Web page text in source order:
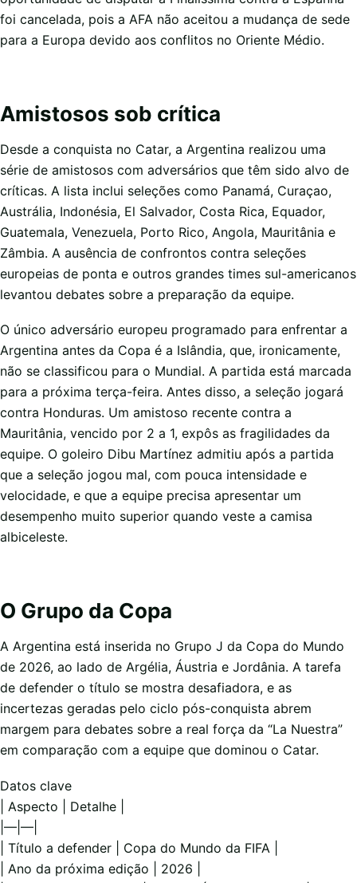
foi cancelada, pois a AFA não aceitou a mudança de sede
para a Europa devido aos conflitos no Oriente Médio.
Amistosos sob crítica
Desde a conquista no Catar, a Argentina realizou uma
série de amistosos com adversários que têm sido alvo de
críticas. A lista inclui seleções como Panamá, Curaçao,
Austrália, Indonésia, El Salvador, Costa Rica, Equador,
Guatemala, Venezuela, Porto Rico, Angola, Mauritânia e
Zâmbia. A ausência de confrontos contra seleções
europeias de ponta e outros grandes times sul-americanos
levantou debates sobre a preparação da equipe.
O único adversário europeu programado para enfrentar a
Argentina antes da Copa é a Islândia, que, ironicamente,
não se classificou para o Mundial. A partida está marcada
para a próxima terça-feira. Antes disso, a seleção jogará
contra Honduras. Um amistoso recente contra a
Mauritânia, vencido por 2 a 1, expôs as fragilidades da
equipe. O goleiro Dibu Martínez admitiu após a partida
que a seleção jogou mal, com pouca intensidade e
velocidade, e que a equipe precisa apresentar um
desempenho muito superior quando veste a camisa
albiceleste.
O Grupo da Copa
A Argentina está inserida no Grupo J da Copa do Mundo
de 2026, ao lado de Argélia, Áustria e Jordânia. A tarefa
de defender o título se mostra desafiadora, e as
incertezas geradas pelo ciclo pós-conquista abrem
margem para debates sobre a real força da “La Nuestra”
em comparação com a equipe que dominou o Catar.
Datos clave
| Aspecto | Detalhe |
|—|—|
| Título a defender | Copa do Mundo da FIFA |
| Ano da próxima edição | 2026 |